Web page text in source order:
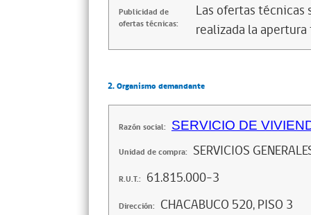
Publicidad de
ofertas técnicas:
Las ofertas
realizada la
2. Organismo demandante
Razón social: SERVICIO DE
Unidad de compra: SERVICIOS
R.U.T.: 61.815.000-3
Dirección: CHACABUCO 520, PISO 3